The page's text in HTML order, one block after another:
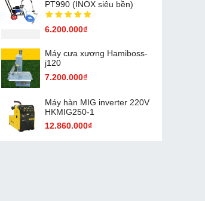
PT990 (INOX siêu bền)
6.200.000₫
Máy cưa xương Hamiboss-
j120
7.200.000₫
Máy hàn MIG inverter 220V
HKMIG250-1
12.860.000₫